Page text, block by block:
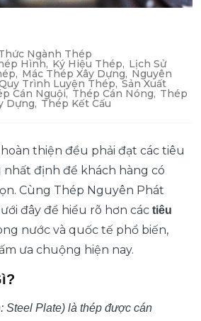
Ngành Thép
Hình, Ký Hiệu Thép, Lịch Sử
, Mác Thép Xây Dựng, Nguyên
Trình Luyện Thép, Sản Xuất
Cán Nguội, Thép Cán Nóng, Thép
Dựng, Thép Kết Cấu
thiện đều phải đạt các tiêu
định để khách hàng có
Cùng Thép Nguyên Phát
đây để hiểu rõ hơn các tiêu
nước và quốc tế phổ biến,
ưa chuộng hiện nay.
Steel Plate) là thép được cán